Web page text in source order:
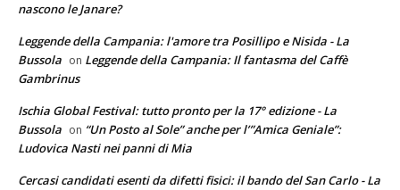
nascono le Janare?
Leggende della Campania: l'amore tra Posillipo e Nisida - La
Bussola on Leggende della Campania: Il fantasma del Caffè
Gambrinus
Ischia Global Festival: tutto pronto per la 17° edizione - La
Bussola on “Un Posto al Sole” anche per l’”Amica Geniale”:
Ludovica Nasti nei panni di Mia
Cercasi candidati esenti da difetti fisici: il bando del San Carlo - La